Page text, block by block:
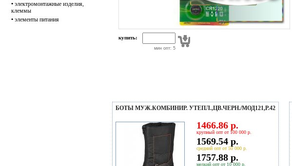
• электромонтажные изделия,
клеммы
• элементы питания
купить:
мин опт: 5
БОТЫ МУЖ.КОМБИНИР. УТЕПЛ.,ЦВ.ЧЕРН./МОД121,Р.42
1466.86 р.
крупный опт от 100 000 р.
1569.54 р.
средний опт от 50 000 р.
1757.88 р.
мелкий опт от 10 000 р.